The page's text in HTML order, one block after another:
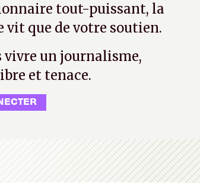
tout-puissant, la
vit que de votre soutien.
vivre un journalisme,
et tenace.